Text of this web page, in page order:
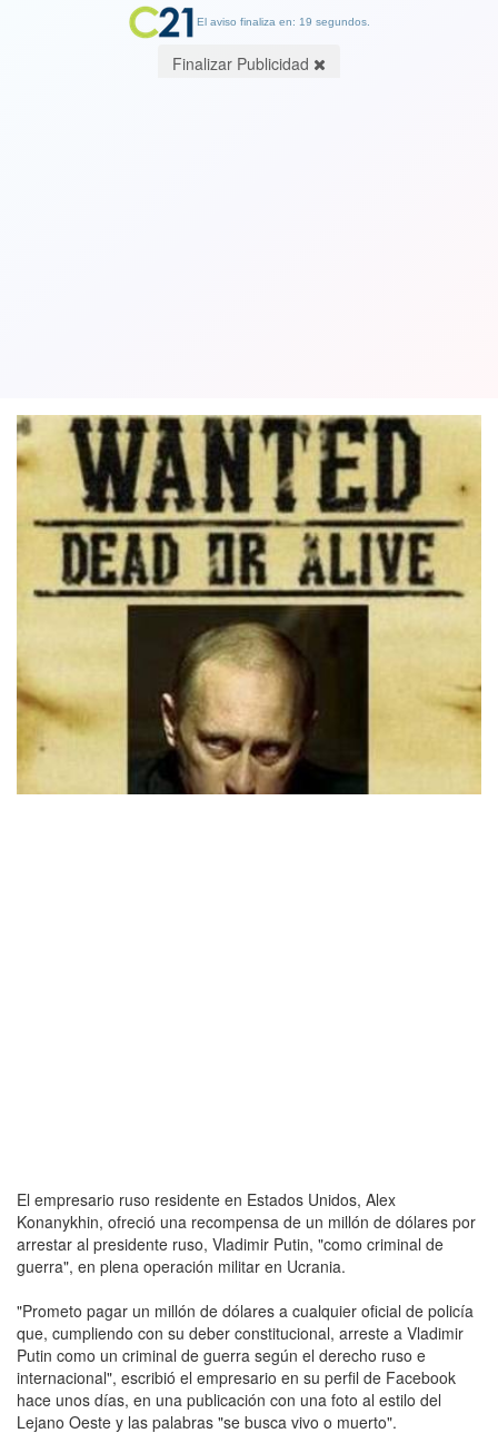
El empresario ruso residente en Estados Unidos, Alex
Konanykhin, ofreció una recompensa de un millón de dólares por
arrestar al presidente ruso, Vladimir Putin, "como criminal de
guerra", en plena operación militar en Ucrania.
"Prometo pagar un millón de dólares a cualquier oficial de policía
que, cumpliendo con su deber constitucional, arreste a Vladimir
Putin como un criminal de guerra según el derecho ruso e
internacional", escribió el empresario en su perfil de Facebook
hace unos días, en una publicación con una foto al estilo del
Lejano Oeste y las palabras "se busca vivo o muerto".
El aviso finaliza en: 19 segundos.
Finalizar Publicidad